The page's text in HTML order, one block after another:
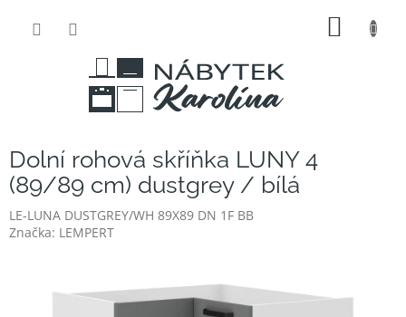
Dolní rohová skříňka LUNY 4
(89/89 cm) dustgrey / bílá
LE-LUNA DUSTGREY/WH 89X89 DN 1F BB
Značka: LEMPERT